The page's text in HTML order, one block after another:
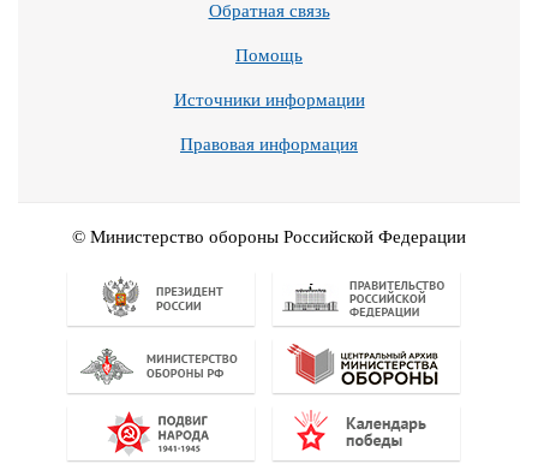
Обратная связь
Помощь
Источники информации
Правовая информация
© Министерство обороны Российской Федерации